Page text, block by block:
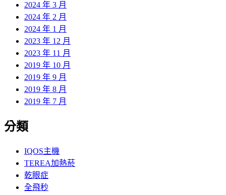
2024 年 3 月
2024 年 2 月
2024 年 1 月
2023 年 12 月
2023 年 11 月
2019 年 10 月
2019 年 9 月
2019 年 8 月
2019 年 7 月
分類
IQOS主機
TEREA加熱菸
乾眼症
全飛秒